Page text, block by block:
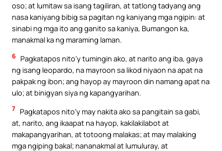
oso; at lumitaw sa isang tagiliran, at tatlong tadyang ang
nasa kaniyang bibig sa pagitan ng kaniyang mga ngipin: at
sinabi ng mga ito ang ganito sa kaniya, Bumangon ka,
manakmal ka ng maraming laman.
6 Pagkatapos nito’y tumingin ako, at narito ang iba, gaya
ng isang leopardo, na mayroon sa likod niyaon na apat na
pakpak ng ibon; ang hayop ay mayroon din namang apat na
ulo; at binigyan siya ng kapangyarihan.
7 Pagkatapos nito’y may nakita ako sa pangitain sa gabi,
at, narito, ang ikaapat na hayop, kakilakilabot at
makapangyarihan, at totoong malakas; at may malaking
mga ngiping bakal; nananakmal at lumuluray, at